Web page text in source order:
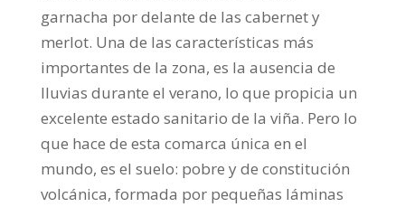
garnacha por delante de las cabernet y
merlot. Una de las características más
importantes de la zona, es la ausencia de
lluvias durante el verano, lo que propicia un
excelente estado sanitario de la viña. Pero lo
que hace de esta comarca única en el
mundo, es el suelo: pobre y de constitución
volcánica, formada por pequeñas láminas